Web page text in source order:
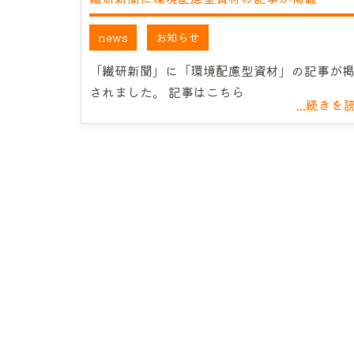
news お知らせ
「繊研新聞」に「環境配慮型資材」の記事が
されました。 記事はこちら
...続きを